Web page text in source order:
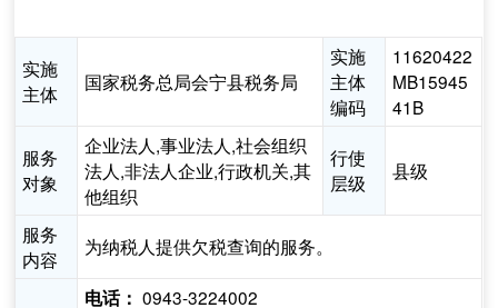
实施
主体
国家税务总局会宁县税务局
实施
主体
编码
11620422
MB15945
41B
服务
对象
企业法人,事业法人,社会组织
法人,非法人企业,行政机关,其
他组织
行使
层级
县级
服务
内容
为纳税人提供欠税查询的服务。
电话： 0943-3224002